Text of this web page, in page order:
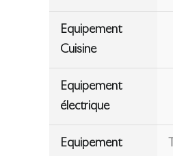
Equipement
Cuisine
Equipement
électrique
Equipement